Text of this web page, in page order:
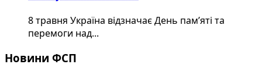
8 травня Україна відзначає День пам’яті та
перемоги над...
Новини ФСП